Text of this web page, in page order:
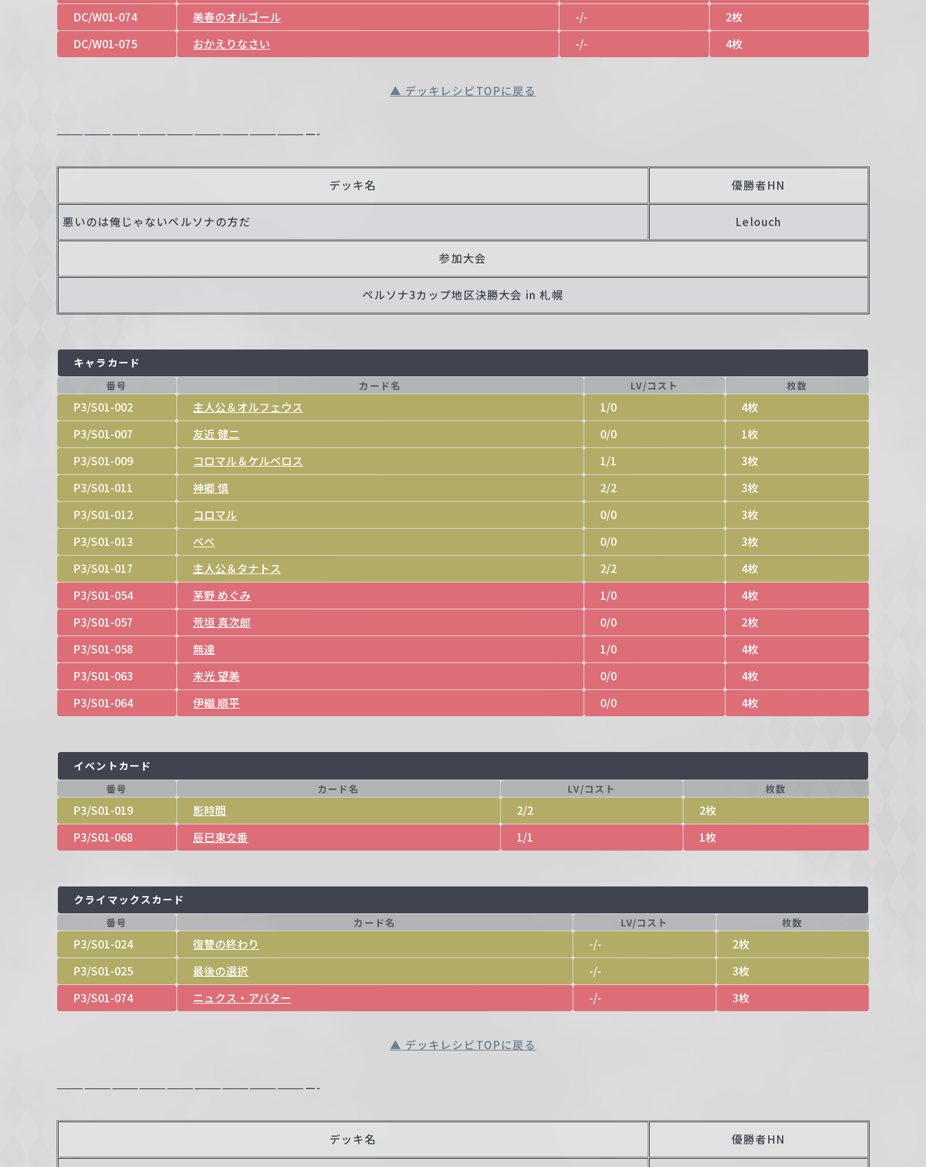
DC/W01-074
美春のオルゴール -/-
2枚
DC/W01-075
おかえりなさい -/- 4枚
▲ デッキレシピTOPに戻る
————————————————————————————-
デッキ名 優勝者HN
悪いのは俺じゃないペルソナの方だ Lelouch
参加大会
ペルソナ3カップ地区決勝大会 in 札幌
キャラカード
番号 カード名 LV/コスト 枚数
P3/S01-002 主人公＆オルフェウス 1/0
4枚
P3/S01-007
友近 健二 0/0
1枚
P3/S01-009
コロマル＆ケルベロス 1/1
3枚
P3/S01-011
神郷 慎 2/2
3枚
P3/S01-012
コロマル 0/0
3枚
P3/S01-013
ベベ 0/0
3枚
P3/S01-017
主人公＆タナトス 2/2
4枚
P3/S01-054
茅野 めぐみ 1/0
4枚
P3/S01-057
荒垣 真次郎 0/0
2枚
P3/S01-058
無達 1/0
4枚
P3/S01-063
末光 望美 0/0
4枚
P3/S01-064
伊織 順平 0/0 4枚
イベントカード
番号 カード名 LV/コスト 枚数
P3/S01-019 影時間 2/2
2枚
P3/S01-068
辰巳東交番 1/1 1枚
クライマックスカード
番号 カード名 LV/コスト 枚数
P3/S01-024 復讐の終わり -/-
2枚
P3/S01-025
最後の選択 -/-
3枚
P3/S01-074
ニュクス・アバター -/- 3枚
▲ デッキレシピTOPに戻る
————————————————————————————-
デッキ名 優勝者HN